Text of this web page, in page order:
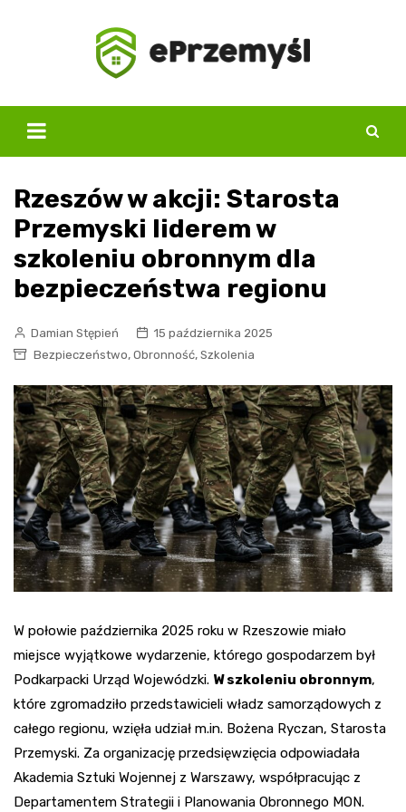
Rzeszów w akcji: Starosta
Przemyski liderem w
szkoleniu obronnym dla
bezpieczeństwa regionu
Damian Stępień
15 października 2025
Bezpieczeństwo, Obronność, Szkolenia
W połowie października 2025 roku w Rzeszowie miało
miejsce wyjątkowe wydarzenie, którego gospodarzem był
Podkarpacki Urząd Wojewódzki. W szkoleniu obronnym,
które zgromadziło przedstawicieli władz samorządowych z
całego regionu, wzięła udział m.in. Bożena Ryczan, Starosta
Przemyski. Za organizację przedsięwzięcia odpowiadała
Akademia Sztuki Wojennej z Warszawy, współpracując z
Departamentem Strategii i Planowania Obronnego MON.